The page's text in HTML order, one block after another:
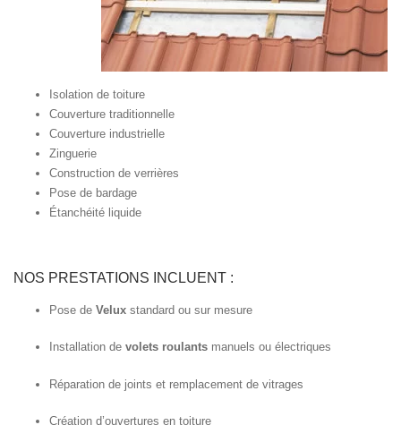
Isolation de toiture
Couverture traditionnelle
Couverture industrielle
Zinguerie
Construction de verrières
Pose de bardage
Étanchéité liquide
NOS PRESTATIONS INCLUENT :
Pose de Velux standard ou sur mesure
Installation de volets roulants manuels ou électriques
Réparation de joints et remplacement de vitrages
Création d’ouvertures en toiture